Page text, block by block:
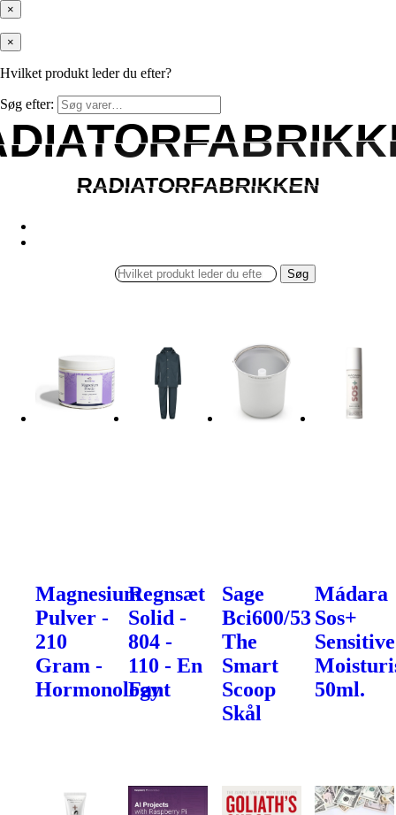
×
×
Hvilket produkt leder du efter?
Søg efter:
RADIATORFABRIKKEN
RADIATORFABRIKKEN
Søg
Magnesium
Pulver -
210
Gram -
Hormonology
Regnsæt
Solid -
804 -
110 - En
Fant
Sage
Bci600/53
The
Smart
Scoop
Skål
Mádara
Sos+
Sensitive
50ml.